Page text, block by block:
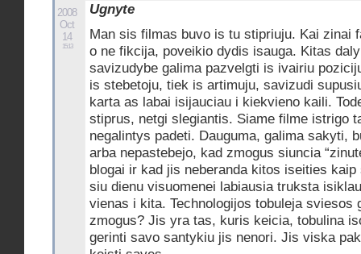
2008
Oct
14
15:13
Ugnyte
Man sis filmas buvo is tu stipriuju. Kai zinai
o ne fikcija, poveikio dydis isauga. Kitas
savizudybe galima pazvelgti is ivairiu
is stebetoju, tiek is artimuju, savizudi
karta as labai isijauciau i kiekvieno kaili.
stiprus, netgi slegiantis. Siame filme istrigo
negalintys padeti. Dauguma, galima sakyti,
arba nepastebejo, kad zmogus siuncia
blogai ir kad jis neberanda kitos iseities
siu dienu visuomenei labiausia truksta
vienas i kita. Technologijos tobuleja sviesos
zmogus? Jis yra tas, kuris keicia, tobulina
gerinti savo santykiu jis nenori. Jis viska